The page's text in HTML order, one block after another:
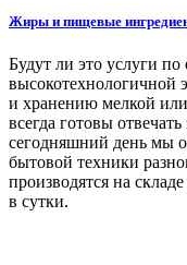
Жиры и пищевые
Будут ли это услуги
высокотехнологичной
и хранению мелкой
всегда готовы
сегодняшний день мы
бытовой техники
производятся на
в сутки.